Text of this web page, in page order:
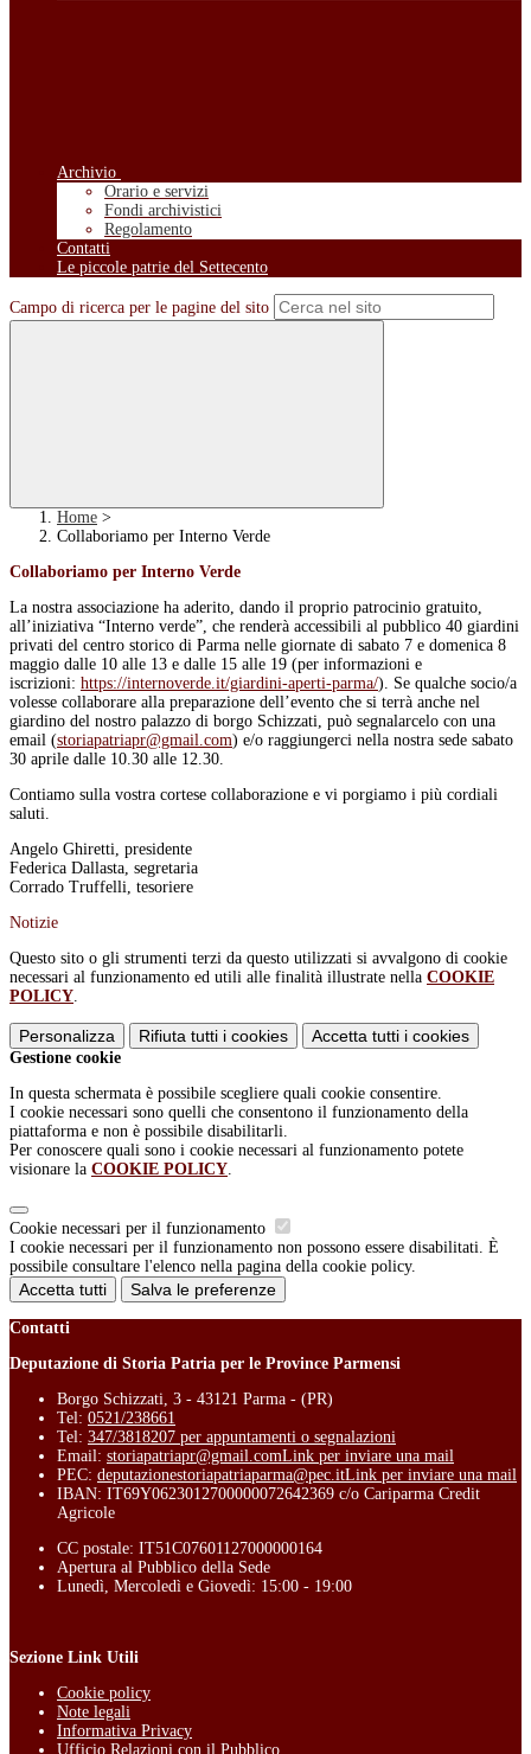
Archivio
Orario e servizi
Fondi archivistici
Regolamento
Contatti
Le piccole patrie del Settecento
Campo di ricerca per le pagine del sito
Home >
Collaboriamo per Interno Verde
Collaboriamo per Interno Verde
La nostra associazione ha aderito, dando il proprio patrocinio gratuito,
all’iniziativa “Interno verde”, che renderà accessibili al pubblico 40 giardini
privati del centro storico di Parma nelle giornate di sabato 7 e domenica 8
maggio dalle 10 alle 13 e dalle 15 alle 19 (per informazioni e
iscrizioni: https://internoverde.it/giardini-aperti-parma/). Se qualche socio/a
volesse collaborare alla preparazione dell’evento che si terrà anche nel
giardino del nostro palazzo di borgo Schizzati, può segnalarcelo con una
email (storiapatriapr@gmail.com) e/o raggiungerci nella nostra sede sabato
30 aprile dalle 10.30 alle 12.30.
Contiamo sulla vostra cortese collaborazione e vi porgiamo i più cordiali
saluti.
Angelo Ghiretti, presidente
Federica Dallasta, segretaria
Corrado Truffelli, tesoriere
Notizie
Questo sito o gli strumenti terzi da questo utilizzati si avvalgono di cookie
necessari al funzionamento ed utili alle finalità illustrate nella COOKIE
POLICY.
Personalizza Rifiuta tutti i cookies Accetta tutti i cookies
Gestione cookie
In questa schermata è possibile scegliere quali cookie consentire.
I cookie necessari sono quelli che consentono il funzionamento della
piattaforma e non è possibile disabilitarli.
Per conoscere quali sono i cookie necessari al funzionamento potete
visionare la COOKIE POLICY.
Cookie necessari per il funzionamento
I cookie necessari per il funzionamento non possono essere disabilitati. È
possibile consultare l'elenco nella pagina della cookie policy.
Accetta tutti Salva le preferenze
Contatti
Deputazione di Storia Patria per le Province Parmensi
Borgo Schizzati, 3 - 43121 Parma - (PR)
Tel: 0521/238661
Tel: 347/3818207 per appuntamenti o segnalazioni
Email: storiapatriapr@gmail.comLink per inviare una mail
PEC: deputazionestoriapatriaparma@pec.itLink per inviare una mail
IBAN: IT69Y0623012700000072642369 c/o Cariparma Credit
Agricole
CC postale: IT51C07601127000000164
Apertura al Pubblico della Sede
Lunedì, Mercoledì e Giovedì: 15:00 - 19:00
Sezione Link Utili
Cookie policy
Note legali
Informativa Privacy
Ufficio Relazioni con il Pubblico